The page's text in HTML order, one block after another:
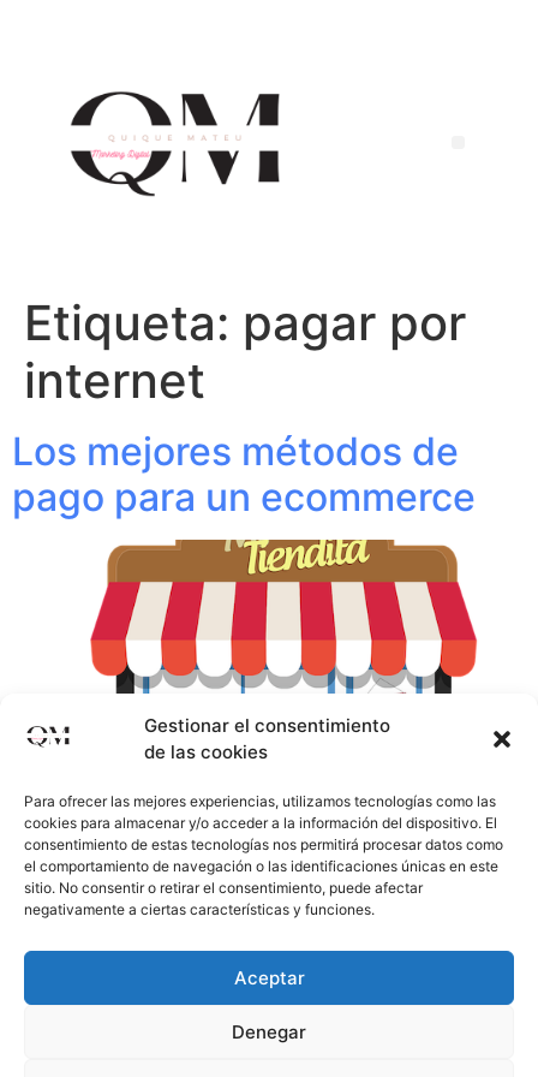
Gestionar el consentimiento
de las cookies
Para ofrecer las mejores experiencias, utilizamos tecnologías como las
cookies para almacenar y/o acceder a la información del dispositivo. El
consentimiento de estas tecnologías nos permitirá procesar datos como
el comportamiento de navegación o las identificaciones únicas en este
sitio. No consentir o retirar el consentimiento, puede afectar
negativamente a ciertas características y funciones.
Aceptar
Denegar
Etiqueta: pagar por
internet
Los mejores métodos de
pago para un ecommerce
En la era digital, las tiendas online han experimentado
un crecimiento significativo, y junto con ello, la
diversificación de métodos de pago para ofrecer a los
consumidores opciones seguras y convenientes. Elegir
el método de pago correcto es esencial tanto para los